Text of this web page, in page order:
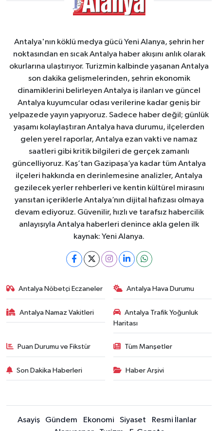
Antalya'nın köklü medya gücü Yeni Alanya, şehrin her
noktasından en sıcak Antalya haber akışını anlık olarak
okurlarına ulaştırıyor. Turizmin kalbinde yaşanan Antalya
son dakika gelişmelerinden, şehrin ekonomik
dinamiklerini belirleyen Antalya iş ilanları ve güncel
Antalya kuyumcular odası verilerine kadar geniş bir
yelpazede yayın yapıyoruz. Sadece haber değil; günlük
yaşamı kolaylaştıran Antalya hava durumu, ilçelerden
gelen yerel raporlar, Antalya ezan vakti ve namaz
saatleri gibi kritik bilgileri de gerçek zamanlı
güncelliyoruz. Kaş’tan Gazipaşa’ya kadar tüm Antalya
ilçeleri hakkında en derinlemesine analizler, Antalya
gezilecek yerler rehberleri ve kentin kültürel mirasını
yansıtan içeriklerle Antalya’nın dijital hafızası olmaya
devam ediyoruz. Güvenilir, hızlı ve tarafsız habercilik
anlayışıyla Antalya haberleri denince akla gelen ilk
kaynak: Yeni Alanya.
Antalya Nöbetçi Eczaneler Antalya Hava Durumu
Antalya Namaz Vakitleri
Antalya Trafik Yoğunluk
Haritası
Puan Durumu ve Fikstür Tüm Manşetler
Son Dakika Haberleri Haber Arşivi
Asayiş Gündem Ekonomi Siyaset
Resmi İlanlar